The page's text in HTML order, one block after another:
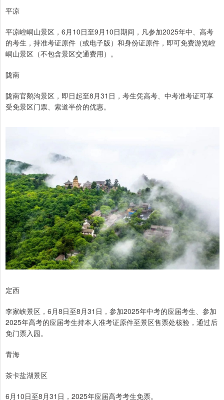
平凉
平凉崆峒山景区，6月10日至9月10日期间，凡参加2025年中、高考
的考生，持准考证原件（或电子版）和身份证原件，即可免费游览崆
峒山景区（不包含景区交通费用）。
陇南
陇南官鹅沟景区，即日起至8月31日，考生凭高考、中考准考证可享
受免景区门票、索道半价的优惠。
定西
李家峡景区，6月8日至8月31日，参加2025年中考的应届考生、参加
2025年高考的应届考生持本人准考证原件至景区售票处核验，通过后
免门票入园。
青海
茶卡盐湖景区
6月10日至8月31日，2025年应届高考考生免票。